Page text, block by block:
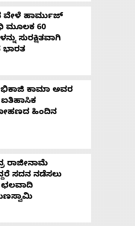
ವೇಳೆ ಹಾರ್ಮುಜ್
ಮೂಲಕ 60
ಸುರಕ್ಷಿತವಾಗಿ
ಭಾರತ
ಕಾಮಾ ಅವರ
ಐತಿಹಾಸಿಕ
ಹಿಂದಿನ
ರಾಜೀನಾಮೆ
ಸದನ ನಡೆಸಲು
ಛಲವಾದಿ